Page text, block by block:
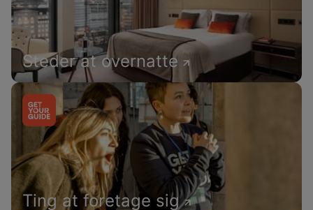
Steder at overnatte
Ting at foretage sig